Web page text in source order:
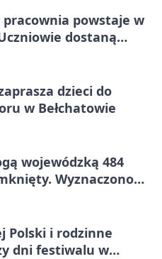
pracownia powstaje w
dostaną
dzieci do
w Bełchatowie
wojewódzką 484
Wyznaczono
Polski i rodzinne
dni festiwalu w